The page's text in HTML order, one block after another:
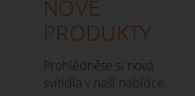
NOVÉ
PRODUKTY
Prohlédněte si nová
svítidla v naší nabídce.